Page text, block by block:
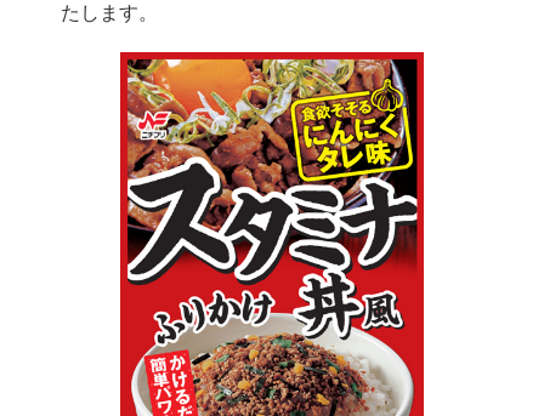
たします。